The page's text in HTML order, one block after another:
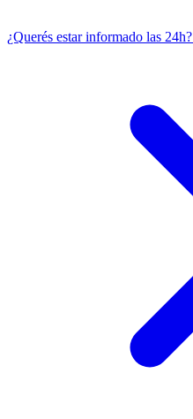
¿Querés estar informado las 24h?